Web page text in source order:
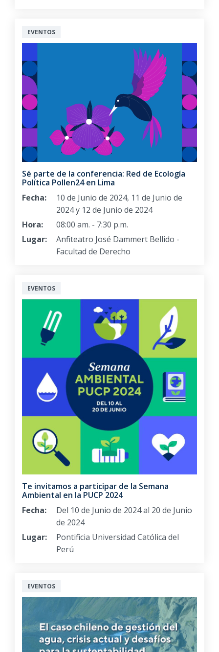
EVENTOS
Sé parte de la conferencia: Red de Ecología
Política Pollen24 en Lima
Fecha:
10 de Junio de 2024, 11 de Junio de
2024 y 12 de Junio de 2024
Hora:
08:00 am. - 7:30 p.m.
Lugar:
Anfiteatro José Dammert Bellido -
Facultad de Derecho
EVENTOS
Te invitamos a participar de la Semana
Ambiental en la PUCP 2024
Fecha:
Del 10 de Junio de 2024 al 20 de Junio
de 2024
Lugar:
Pontificia Universidad Católica del
Perú
EVENTOS